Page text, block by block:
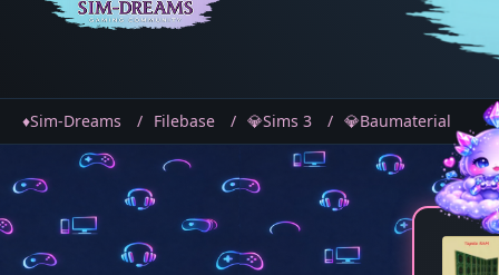
♦️Sim-Dreams Filebase 💎Sims 3 💎Baumaterial